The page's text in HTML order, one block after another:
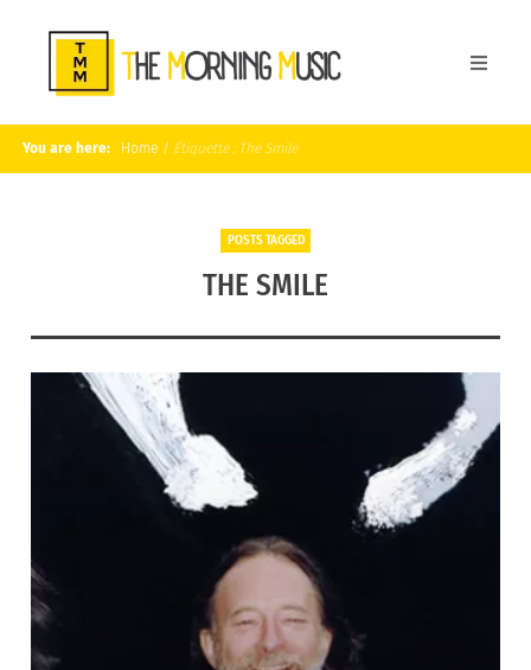
You are here: Home / Étiquette : The Smile
POSTS TAGGED
THE SMILE